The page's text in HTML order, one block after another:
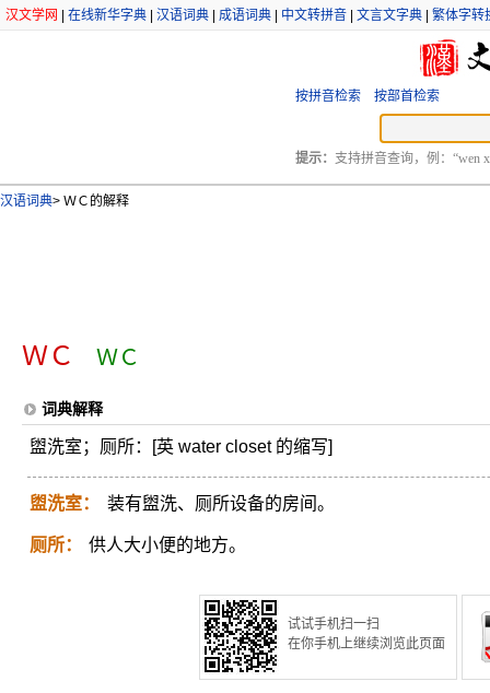
汉文学网 在线新华字典 汉语词典 成语词典 中文转拼音 文言文字典 繁体字转
按拼音检索 按部首检索
提示： 支持拼音查询，例：“wen
汉语词典> ＷＣ的解释
ＷＣ ＷＣ
词典解释
盥洗室；厕所：[英 water closet 的缩写]
盥洗室： 装有盥洗、厕所设备的房间。
厕所： 供人大小便的地方。
试试手机扫一扫
在你手机上继续浏览此页面